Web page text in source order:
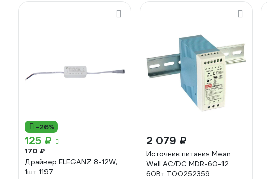
-26%
125 ₽
170 ₽
Драйвер ELEGANZ 8-12W,
1шт 1197
2 079 ₽
Источник питания Mean
Well AC/DC MDR-60-12
60Вт Т00252359